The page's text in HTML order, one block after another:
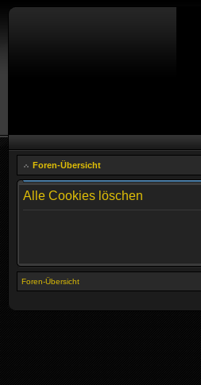
Foren-Übersicht
Alle Cookies löschen
Foren-Übersicht